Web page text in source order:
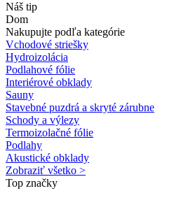
Náš tip
Dom
Nakupujte podľa kategórie
Vchodové striešky
Hydroizolácia
Podlahové fólie
Interiérové obklady
Sauny
Stavebné puzdrá a skryté zárubne
Schody a výlezy
Termoizolačné fólie
Podlahy
Akustické obklady
Zobraziť všetko >
Top značky